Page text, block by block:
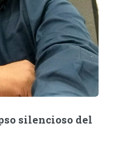
silencioso del